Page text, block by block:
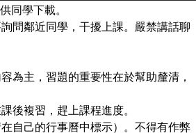
同學下載。
問鄰近同學，干擾上課。嚴禁講話聊
為主，習題的重要性在於幫助釐清，
後複習，趕上課程進度。
自己的行事曆中標示）。不得有作弊